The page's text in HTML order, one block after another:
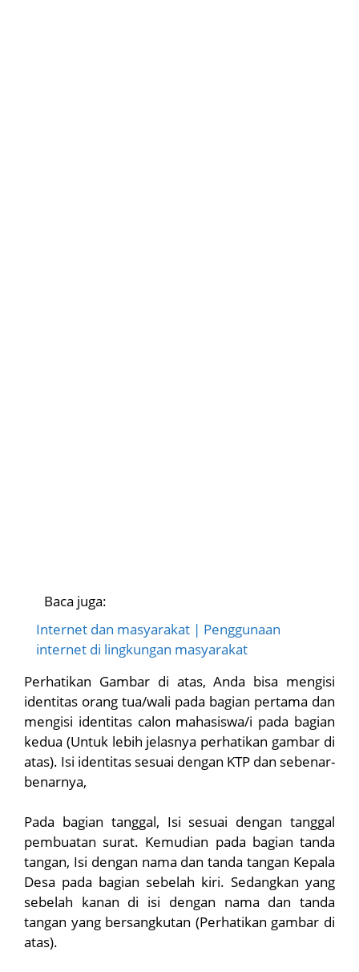
Baca juga:
Internet dan masyarakat | Penggunaan
internet di lingkungan masyarakat
Perhatikan Gambar di atas, Anda bisa mengisi
identitas orang tua/wali pada bagian pertama dan
mengisi identitas calon mahasiswa/i pada bagian
kedua (Untuk lebih jelasnya perhatikan gambar di
atas). Isi identitas sesuai dengan KTP dan sebenar-
benarnya,
Pada bagian tanggal, Isi sesuai dengan tanggal
pembuatan surat. Kemudian pada bagian tanda
tangan, Isi dengan nama dan tanda tangan Kepala
Desa pada bagian sebelah kiri. Sedangkan yang
sebelah kanan di isi dengan nama dan tanda
tangan yang bersangkutan (Perhatikan gambar di
atas).